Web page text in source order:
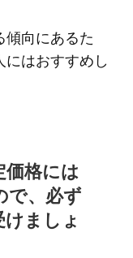
向にあるた
はおすすめし
価格には
で、必ず
ましょ